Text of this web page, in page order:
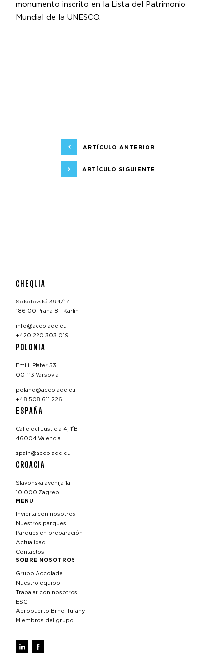
monumento inscrito en la Lista del Patrimonio
Mundial de la UNESCO.
ARTÍCULO ANTERIOR
ARTÍCULO SIGUIENTE
CHEQUIA
Sokolovská 394/17
186 00 Praha 8 - Karlín
info@accolade.eu
+420 220 303 019
POLONIA
Emilii Plater 53
00-113 Varsovia
poland@accolade.eu
+48 508 611 226
ESPAÑA
Calle del Justicia 4, 1ºB
46004 Valencia
spain@accolade.eu
CROACIA
Slavonska avenija 1a
10 000 Zagreb
MENU
Invierta con nosotros
Nuestros parques
Parques en preparación
Actualidad
Contactos
SOBRE NOSOTROS
Grupo Accolade
Nuestro equipo
Trabajar con nosotros
ESG
Aeropuerto Brno‑Tuřany
Miembros del grupo